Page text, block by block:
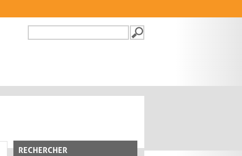
FORMULAIRE DE
RECHERCHER